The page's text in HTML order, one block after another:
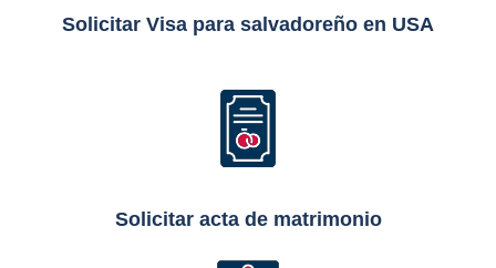
Solicitar Visa para salvadoreño en USA
Solicitar acta de matrimonio